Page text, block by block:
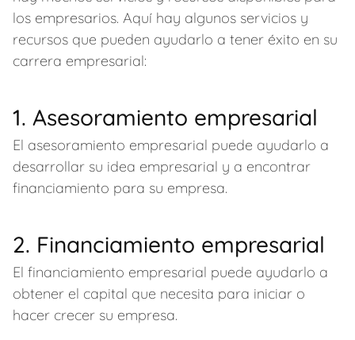
los empresarios. Aquí hay algunos servicios y
recursos que pueden ayudarlo a tener éxito en su
carrera empresarial:
1. Asesoramiento empresarial
El asesoramiento empresarial puede ayudarlo a
desarrollar su idea empresarial y a encontrar
financiamiento para su empresa.
2. Financiamiento empresarial
El financiamiento empresarial puede ayudarlo a
obtener el capital que necesita para iniciar o
hacer crecer su empresa.